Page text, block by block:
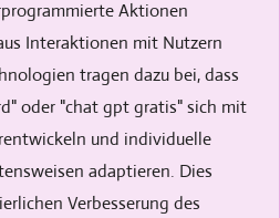
Aktionen
Interaktionen mit Nutzern
tragen dazu bei, dass
oder "chat gpt gratis" sich mit
und individuelle
adaptieren. Dies
Verbesserung des